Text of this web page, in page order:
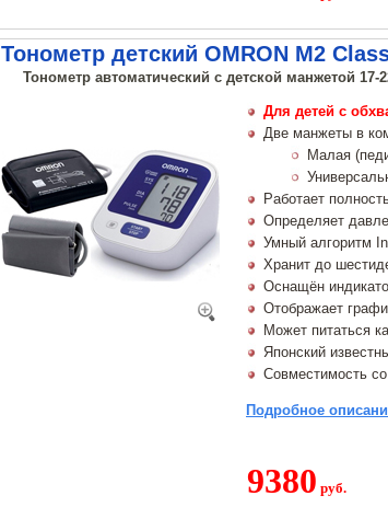
Тонометр детский OMRON M2
Тонометр автоматический с детской манжетой 17-
Для детей с
Две манжеты в
Малая
Работает
Определяет
Умный алгоритм
Хранит до
Оснащён
Отображает
Может питаться
Японский
Совместимость
Подробное
9380 руб.